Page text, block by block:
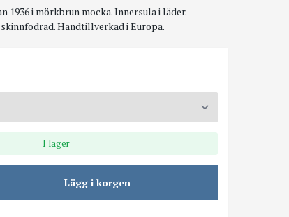
1936 i mörkbrun mocka. Innersula i läder.
Handtillverkad i Europa.
I lager
Lägg i korgen